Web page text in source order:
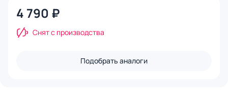
4 790 ₽
Снят с производства
Подобрать аналоги